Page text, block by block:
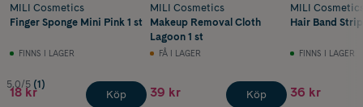
MILI Cosmetics
Finger Sponge Mini Pink 1 st
FINNS I LAGER
5.0/5 (1)
18 kr Köp
MILI Cosmetics
Makeup Removal Cloth
Lagoon 1 st
FÅ I LAGER
39 kr Köp
MILI
Hair Band
FINNS I LAGER
36 kr